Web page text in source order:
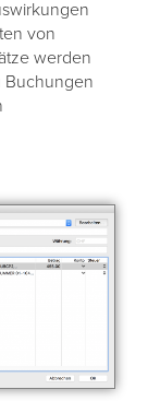
von
werden
Buchungen